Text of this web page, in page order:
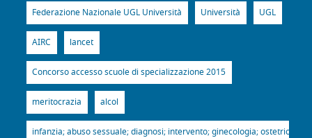
Federazione Nazionale UGL Università Università UGL
AIRC lancet
Concorso accesso scuole di specializzazione 2015
meritocrazia alcol
infanzia; abuso sessuale; diagnosi; intervento; ginecologia; ostetricia;